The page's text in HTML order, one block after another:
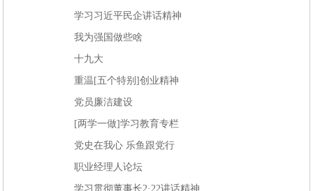
学习习近平民企讲话精神
我为强国做些啥
十九大
重温[五个特别]创业精神
党员廉洁建设
[两学一做]学习教育专栏
党史在我心 乐鱼跟党行
职业经理人论坛
学习贯彻董事长2·22讲话精神